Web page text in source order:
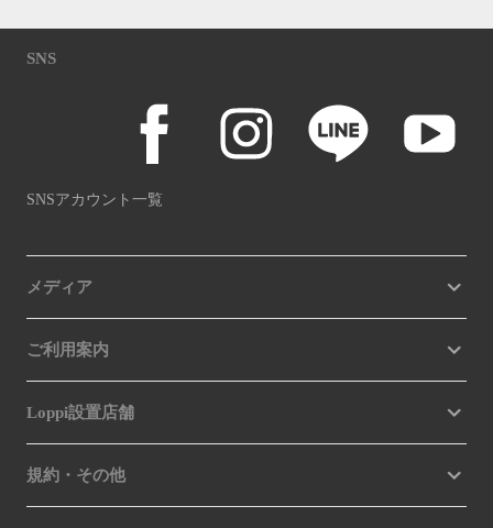
SNS
SNSアカウント一覧
メディア
ご利用案内
Loppi設置店舗
規約・その他